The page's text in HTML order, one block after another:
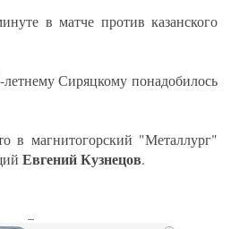
в матче против казанского
Сиряцкому понадобилось
в магнитогорский "Металлург"
Евгений Кузнецов.